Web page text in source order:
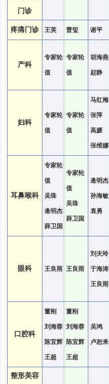
门诊
疼痛门诊 王英 曹玺 谢平
产科
专家轮
值
专家轮
值
胡海燕
赵静
妇科
专家轮
值
专家轮
值
马红梅
张萍
高媛
张维娜
耳鼻喉科
专家轮
值
吴珠
逄明杰
薛卫国
专家轮
值
吴珠
薛卫国
逄明杰
孙海敏
袁勇
眼科 王良雨 王良雨
刘夫玲
于海涛
王良雨
口腔科
董刚
刘海蓉
陈宜辉
王超
董刚
刘海蓉
陈宜辉
王超
吴鸿
卢恕来
整形美容